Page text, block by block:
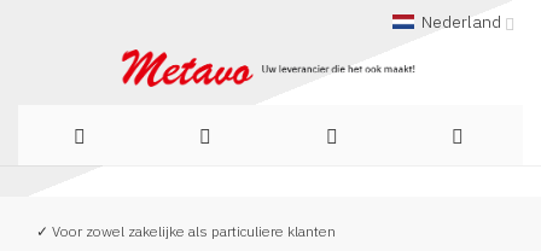
Nederland
naar✓ Voor zowel zakelijke als particuliere klanten